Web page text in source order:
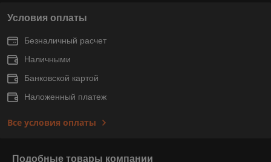
Условия оплаты
Безналичный расчет
Наличными
Банковской картой
Наложенный платеж
Все условия оплаты
Подобные товары компании